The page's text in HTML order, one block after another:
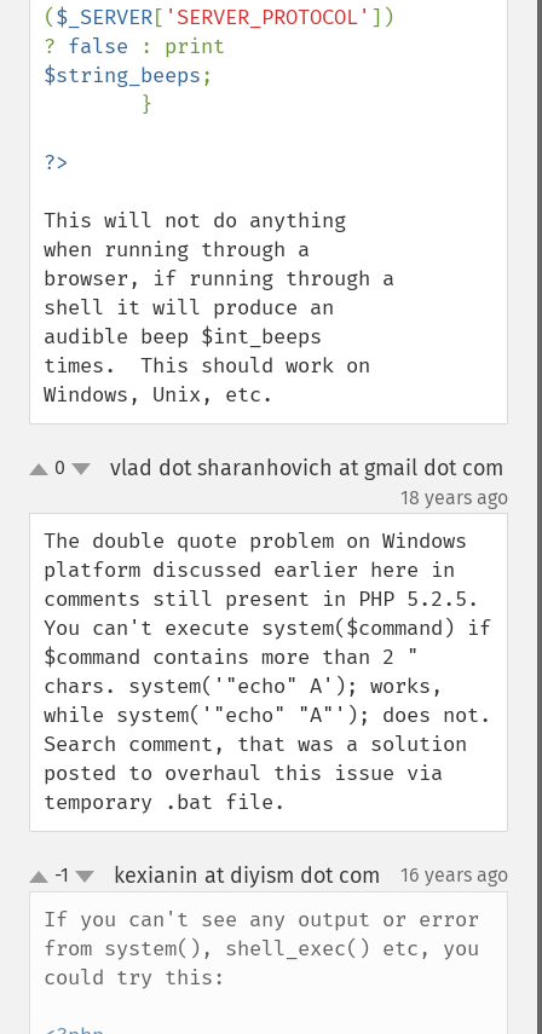
($_SERVER[ 'SERVER_PROTOCOL' ])
? false
$string_beeps;
This will not do anything
when running through a
browser, if running through a
shell it will produce an
audible beep $int_beeps
times.  This should work on
Windows, Unix, etc.
up0 vlad dot sharanhovich at gmail dot com
18 years ago
The double quote problem on Windows
platform discussed earlier here in
comments still present in PHP 5.2.5.
You can't execute system($command) if
$command contains more than 2 "
chars. system('"echo" A'); works,
while system('"echo" "A"'); does not.
Search comment, that was a solution
posted to overhaul this issue via
temporary .bat file.
up
down
-1 kexianin at diyism dot com 16 years ago
If you can't see any output or error
from system(), shell_exec() etc, you
could try this: